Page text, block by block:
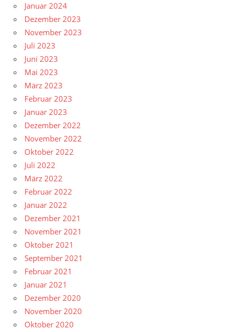
Januar 2024
Dezember 2023
November 2023
Juli 2023
Juni 2023
Mai 2023
März 2023
Februar 2023
Januar 2023
Dezember 2022
November 2022
Oktober 2022
Juli 2022
März 2022
Februar 2022
Januar 2022
Dezember 2021
November 2021
Oktober 2021
September 2021
Februar 2021
Januar 2021
Dezember 2020
November 2020
Oktober 2020